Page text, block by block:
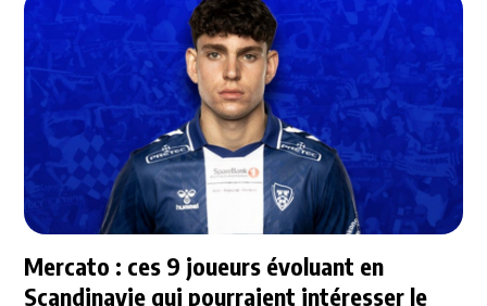
Mercato : ces 9 joueurs évoluant en
Scandinavie qui pourraient intéresser le